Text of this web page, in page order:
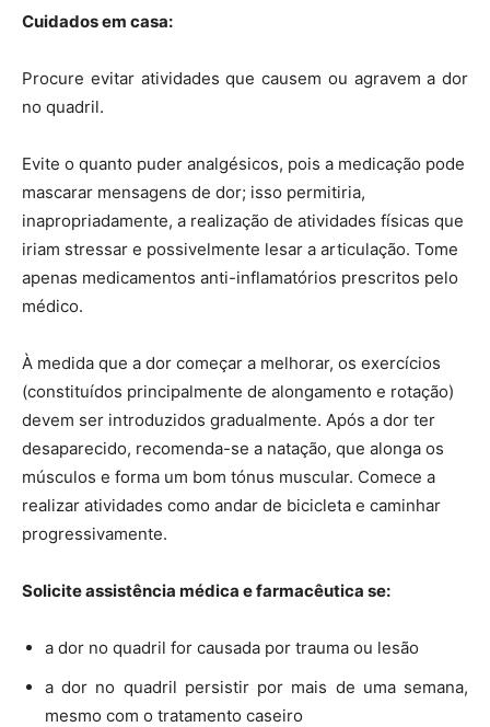
Cuidados em casa:
Procure evitar atividades que causem ou agravem a dor
no quadril.
Evite o quanto puder analgésicos, pois a medicação pode
mascarar mensagens de dor; isso permitiria,
inapropriadamente, a realização de atividades físicas que
iriam stressar e possivelmente lesar a articulação. Tome
apenas medicamentos anti-inflamatórios prescritos pelo
médico.
À medida que a dor começar a melhorar, os exercícios
(constituídos principalmente de alongamento e rotação)
devem ser introduzidos gradualmente. Após a dor ter
desaparecido, recomenda-se a natação, que alonga os
músculos e forma um bom tónus muscular. Comece a
realizar atividades como andar de bicicleta e caminhar
progressivamente.
Solicite assistência médica e farmacêutica se:
a dor no quadril for causada por trauma ou lesão
a dor no quadril persistir por mais de uma semana,
mesmo com o tratamento caseiro